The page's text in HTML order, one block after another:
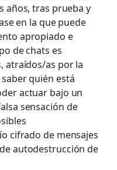
años, tras prueba y
en la que puede
apropiado e
de chats es
atraídos/as por la
quién está
actuar bajo un
sensación de
cifrado de mensajes
autodestrucción de